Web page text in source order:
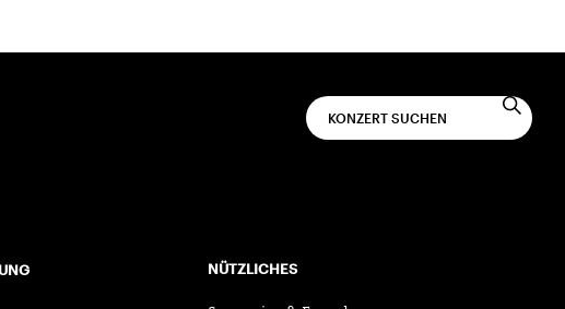
NÜTZLICHES